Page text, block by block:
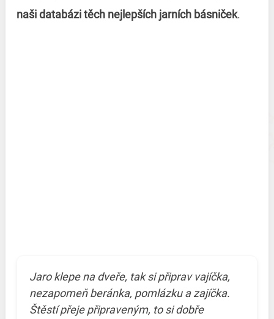
naši databázi těch nejlepších jarních básniček.
Jaro klepe na dveře, tak si připrav vajíčka,
nezapomeň beránka, pomlázku a zajíčka.
Štěstí přeje připraveným, to si dobře